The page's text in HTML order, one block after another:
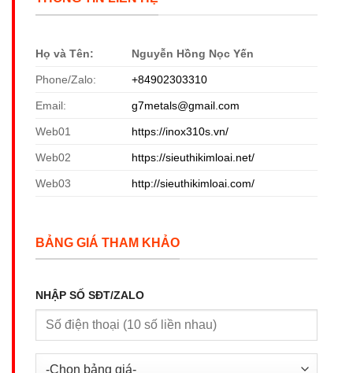
Họ và Tên: Nguyễn Hồng Nọc Yến
Phone/Zalo: +84902303310
Email: g7metals@gmail.com
Web01 https://inox310s.vn/
Web02 https://sieuthikimloai.net/
Web03 http://sieuthikimloai.com/
BẢNG GIÁ THAM KHẢO
NHẬP SỐ SĐT/ZALO